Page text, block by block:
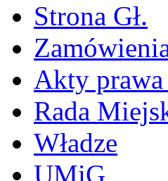
Strona Gł.
Akty
Rada
Władze
UMiG